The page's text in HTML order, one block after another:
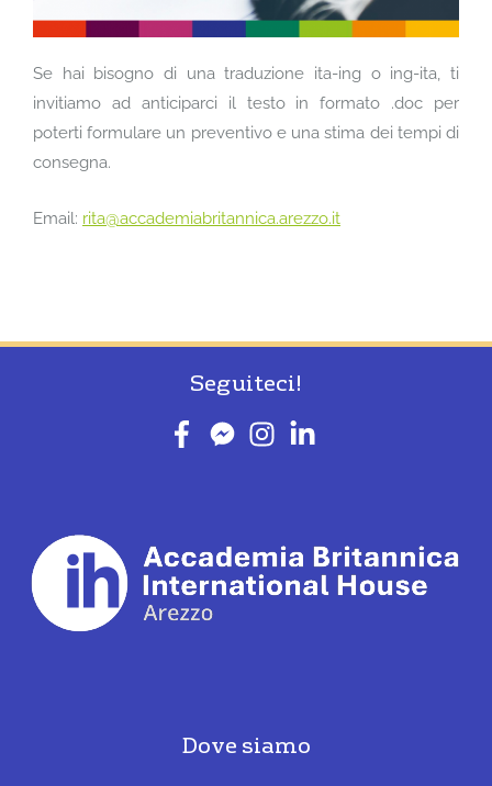
Se hai bisogno di una traduzione ita-ing o ing-ita, ti
invitiamo ad anticiparci il testo in formato .doc per
poterti formulare un preventivo e una stima dei tempi di
consegna.
Email: rita@accademiabritannica.arezzo.it
Seguiteci!
Dove siamo